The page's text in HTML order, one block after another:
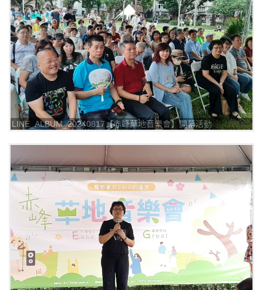
LINE_ALBUM_20240817【赤峰草地音樂會】開幕活動